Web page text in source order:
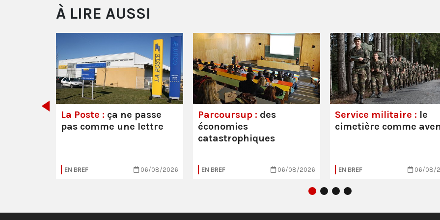
À LIRE AUSSI
La Poste : ça ne passe
pas comme une lettre
EN BREF 06/08/2026
Parcoursup : des
économies
catastrophiques
EN BREF 06/08/2026
Service militaire : le
cimetière comme
EN BREF 06/08/